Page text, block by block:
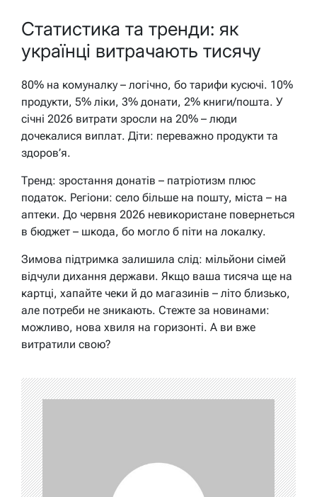
Статистика та тренди: як
українці витрачають тисячу
80% на комуналку – логічно, бо тарифи кусючі. 10%
продукти, 5% ліки, 3% донати, 2% книги/пошта. У
січні 2026 витрати зросли на 20% – люди
дочекалися виплат. Діти: переважно продукти та
здоров’я.
Тренд: зростання донатів – патріотизм плюс
податок. Регіони: село більше на пошту, міста – на
аптеки. До червня 2026 невикористане повернеться
в бюджет – шкода, бо могло б піти на локалку.
Зимова підтримка залишила слід: мільйони сімей
відчули дихання держави. Якщо ваша тисяча ще на
картці, хапайте чеки й до магазинів – літо близько,
але потреби не зникають. Стежте за новинами:
можливо, нова хвиля на горизонті. А ви вже
витратили свою?